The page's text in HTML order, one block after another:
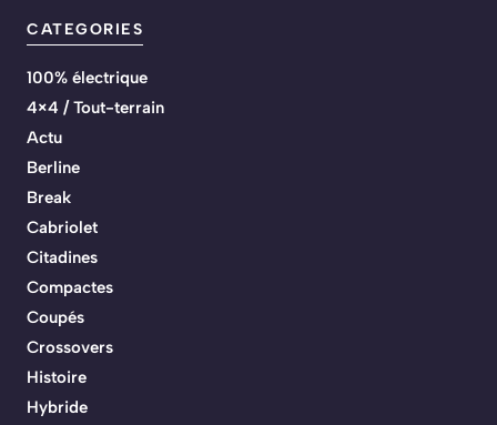
CATEGORIES
100% électrique
4×4 / Tout-terrain
Actu
Berline
Break
Cabriolet
Citadines
Compactes
Coupés
Crossovers
Histoire
Hybride